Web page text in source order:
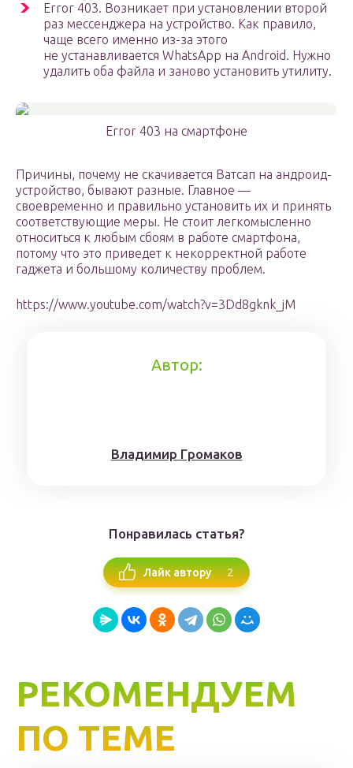
Error 403. Возникает при установлении второй
раз мессенджера на устройство. Как правило,
чаще всего именно из-за этого
не устанавливается WhatsApp на Android. Нужно
удалить оба файла и заново установить утилиту.
Error 403 на смартфоне
Причины, почему не скачивается Ватсап на андроид-
устройство, бывают разные. Главное —
своевременно и правильно установить их и принять
соответствующие меры. Не стоит легкомысленно
относиться к любым сбоям в работе смартфона,
потому что это приведет к некорректной работе
гаджета и большому количеству проблем.
https://www.youtube.com/watch?v=3Dd8gknk_jM
Автор:
Влaдимиp Гpoмaкoв
Понравилась статья?
Лайк автору 2
РЕКОМЕНДУЕМ
ПО ТЕМЕ